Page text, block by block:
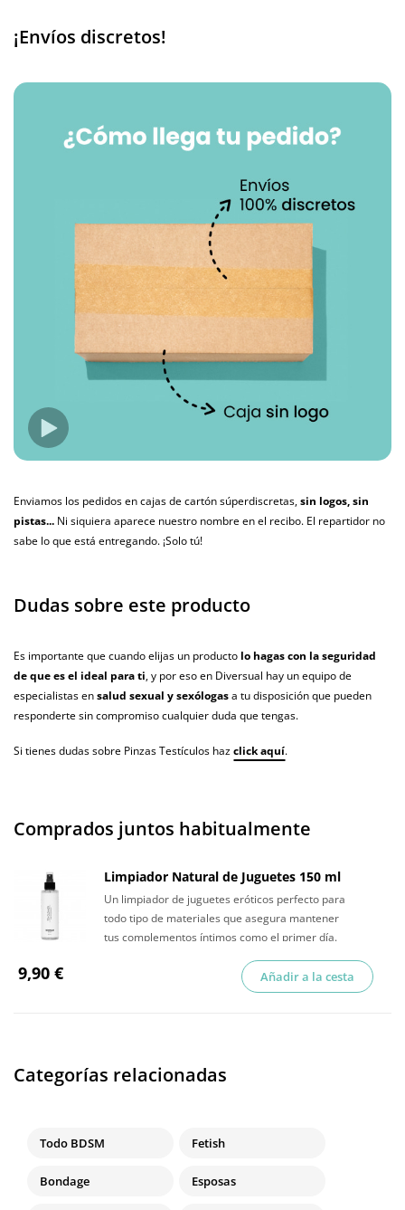
¡Envíos discretos!
Enviamos los pedidos en cajas de cartón súperdiscretas,sin logos, sin
pistas... Ni siquiera aparece nuestro nombre en el recibo. El repartidor no
sabe lo que está entregando. ¡Solo tú!
Dudas sobre este producto
Es importante que cuando elijas un producto lo hagas con la seguridad
de que es el ideal para ti, y por eso en Diversual hay un equipo de
especialistas ensalud sexual y sexólogasa tu disposición que pueden
responderte sin compromiso cualquier duda que tengas.
Si tienes dudas sobre Pinzas Testículos hazclick aquí.
Comprados juntos habitualmente
Limpiador Natural de Juguetes 150 ml
Un limpiador de juguetes eróticos perfecto para
todo tipo de materiales que asegura mantener
tus complementos íntimos como el primer día.
9,90 € Añadir a la cesta
Categorías relacionadas
Todo BDSM Fetish
Bondage Esposas